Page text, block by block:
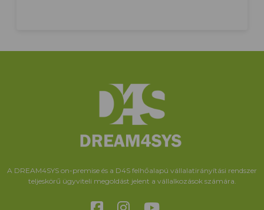
A DREAM4SYS on-premise és a D4S felhőalapú vállalatirányítási rendszer
teljeskörű ügyviteli megoldást jelent a vállalkozások számára.